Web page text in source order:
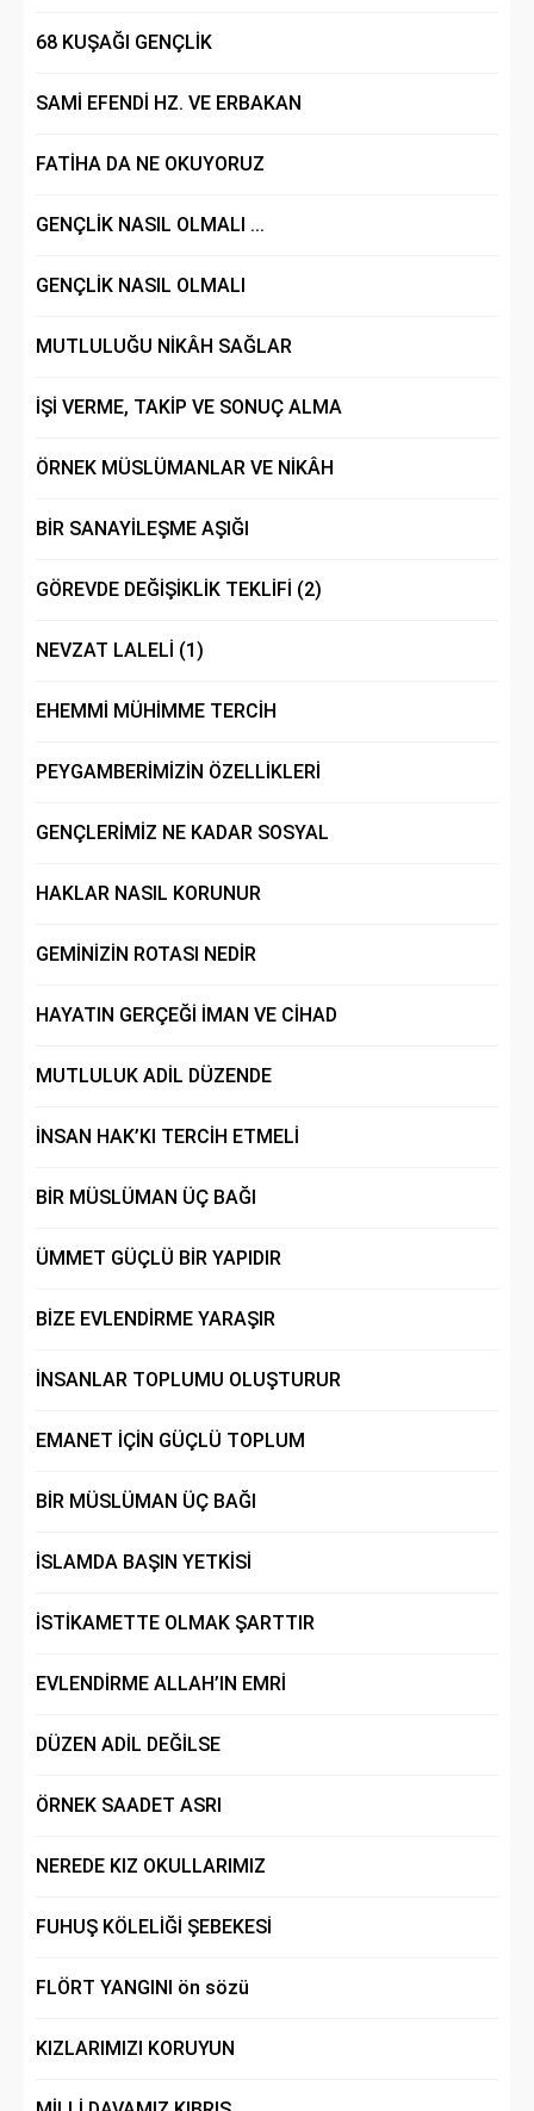
68 KUŞAĞI GENÇLİK
SAMİ EFENDİ HZ. VE ERBAKAN
FATİHA DA NE OKUYORUZ
GENÇLİK NASIL OLMALI ...
GENÇLİK NASIL OLMALI
MUTLULUĞU NİKÂH SAĞLAR
İŞİ VERME, TAKİP VE SONUÇ ALMA
ÖRNEK MÜSLÜMANLAR VE NİKÂH
BİR SANAYİLEŞME AŞIĞI
GÖREVDE DEĞİŞİKLİK TEKLİFİ (2)
NEVZAT LALELİ (1)
EHEMMİ MÜHİMME TERCİH
PEYGAMBERİMİZİN ÖZELLİKLERİ
GENÇLERİMİZ NE KADAR SOSYAL
HAKLAR NASIL KORUNUR
GEMİNİZİN ROTASI NEDİR
HAYATIN GERÇEĞİ İMAN VE CİHAD
MUTLULUK ADİL DÜZENDE
İNSAN HAK’KI TERCİH ETMELİ
BİR MÜSLÜMAN ÜÇ BAĞI
ÜMMET GÜÇLÜ BİR YAPIDIR
BİZE EVLENDİRME YARAŞIR
İNSANLAR TOPLUMU OLUŞTURUR
EMANET İÇİN GÜÇLÜ TOPLUM
BİR MÜSLÜMAN ÜÇ BAĞI
İSLAMDA BAŞIN YETKİSİ
İSTİKAMETTE OLMAK ŞARTTIR
EVLENDİRME ALLAH’IN EMRİ
DÜZEN ADİL DEĞİLSE
ÖRNEK SAADET ASRI
NEREDE KIZ OKULLARIMIZ
FUHUŞ KÖLELİĞİ ŞEBEKESİ
FLÖRT YANGINI ön sözü
KIZLARIMIZI KORUYUN